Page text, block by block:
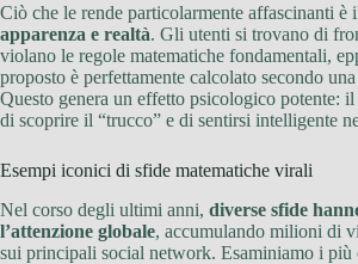
Ciò che le rende particolarmente affascinanti è
apparenza e realtà. Gli utenti si trovano di
violano le regole matematiche fondamentali,
proposto è perfettamente calcolato secondo
Questo genera un effetto psicologico potente:
di scoprire il “trucco” e di sentirsi intelligente
Esempi iconici di sfide matematiche virali
Nel corso degli ultimi anni, diverse sfide
l’attenzione globale, accumulando milioni di
sui principali social network. Esaminiamo i più